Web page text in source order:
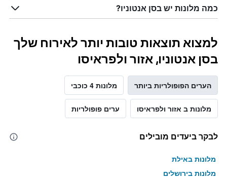
כמה מלונות יש בסן אנטוניו?
למצוא תוצאות טובות יותר לאירוח שלך
בסן אנטוניו, אזור ולפראיסו
הערים הפופולריות ביותר מלונות 4 כוכבי
מלונות ב אזור ולפראיסו ערים פופולריות
לבקר ביעדים מובילים
מלונות באילת
מלונות בירושלים